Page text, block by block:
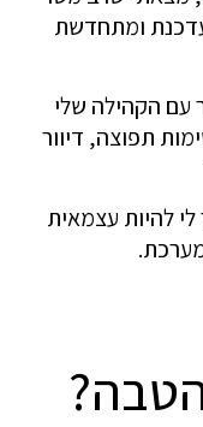
ומתחדשת
עם הקהילה שלי
תפוצה, דיוור
להיות עצמאית